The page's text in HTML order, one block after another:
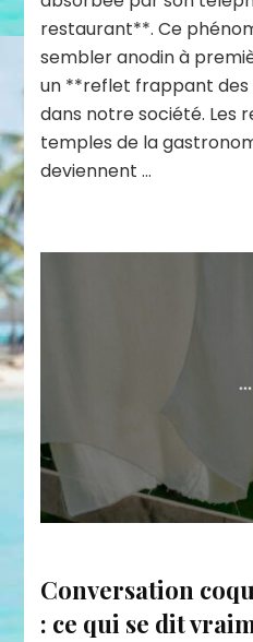
restaurant**. Ce
sembler anodin à
un **reflet frappant
dans notre société. Les
temples de la
deviennent …
Conversation
: ce qui se dit